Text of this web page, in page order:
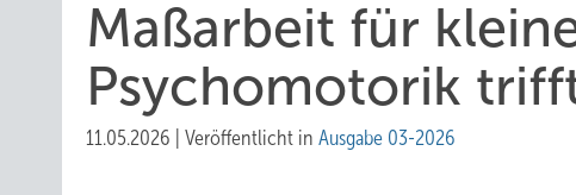
Maßarbeit für
Psychomotorik
11.05.2026 Veröffentlicht in Ausgabe 03-2026